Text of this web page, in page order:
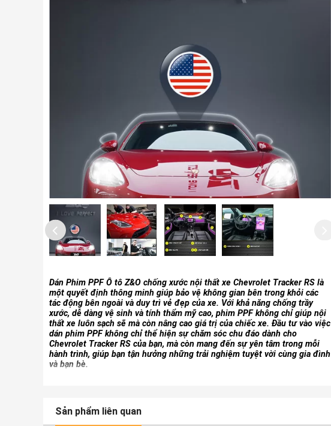
Dán Phim PPF Ô tô Z&O chống xước nội thất xe Chevrolet Tracker RS là
một quyết định thông minh giúp bảo vệ không gian bên trong khỏi các
tác động bên ngoài và duy trì vẻ đẹp của xe. Với khả năng chống trầy
xước, dễ dàng vệ sinh và tính thẩm mỹ cao, phim PPF không chỉ giúp nội
thất xe luôn sạch sẽ mà còn nâng cao giá trị của chiếc xe. Đầu tư vào việc
dán phim PPF không chỉ thể hiện sự chăm sóc chu đáo dành cho
Chevrolet Tracker RS của bạn, mà còn mang đến sự yên tâm trong mỗi
hành trình, giúp bạn tận hưởng những trải nghiệm tuyệt vời cùng gia đình
và bạn bè.
Sản phẩm liên quan